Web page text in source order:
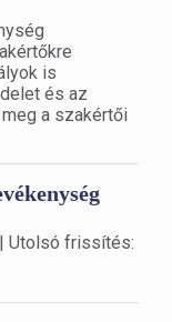
is
és az
a szakértői
Utolsó frissítés: